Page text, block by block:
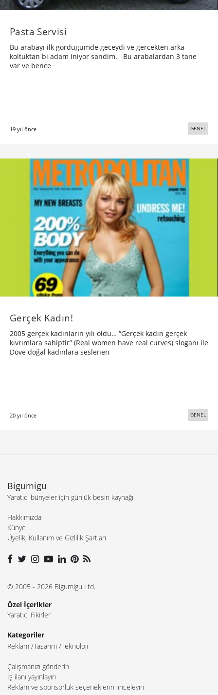
Pasta Servisi
Bu arabayı ilk gordugumde geceydi ve gercekten arka
koltuktan bi adam iniyor sandim. Bu arabalardan 3 tane
var ve bence
19 yıl önce GENEL
Gerçek Kadın!
2005 gerçek kadınların yılı oldu… “Gerçek kadın gerçek
kıvrımlara sahiptir” (Real women have real curves) sloganı ile
Dove doğal kadınlara seslenen
20 yıl önce GENEL
Bigumigu
Yaratıcı bünyeler için günlük besin kaynağı
Hakkımızda
Künye
Üyelik, Kullanım ve Gizlilik Şartları
© 2005 - 2026 Bigumigu Ltd.
Özel İçerikler
Yaratıcı Fikirler
Kategoriler
Reklam Tasarım Teknoloji
Çalışmanızı gönderin
İş ilanı yayınlayın
Reklam ve sponsorluk seçeneklerini inceleyin